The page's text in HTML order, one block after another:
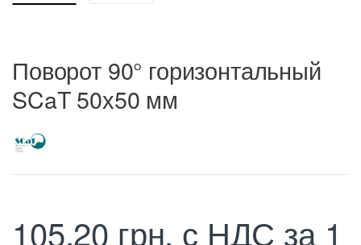
Поворот 90° горизонтальный
SCaT 50х50 мм
105,20 грн. с НДС за 1